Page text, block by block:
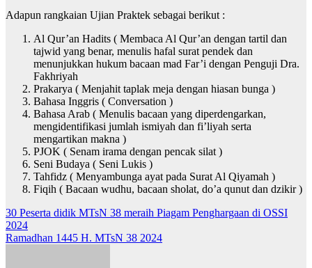
Adapun rangkaian Ujian Praktek sebagai berikut :
Al Qur’an Hadits ( Membaca Al Qur’an dengan tartil dan
tajwid yang benar, menulis hafal surat pendek dan
menunjukkan hukum bacaan mad Far’i dengan Penguji Dra.
Fakhriyah
Prakarya ( Menjahit taplak meja dengan hiasan bunga )
Bahasa Inggris ( Conversation )
Bahasa Arab ( Menulis bacaan yang diperdengarkan,
mengidentifikasi jumlah ismiyah dan fi’liyah serta
mengartikan makna )
PJOK ( Senam irama dengan pencak silat )
Seni Budaya ( Seni Lukis )
Tahfidz ( Menyambunga ayat pada Surat Al Qiyamah )
Fiqih ( Bacaan wudhu, bacaan sholat, do’a qunut dan dzikir )
Post
navigation
30 Peserta didik MTsN 38 meraih Piagam Penghargaan di OSSI
2024
Ramadhan 1445 H. MTsN 38 2024